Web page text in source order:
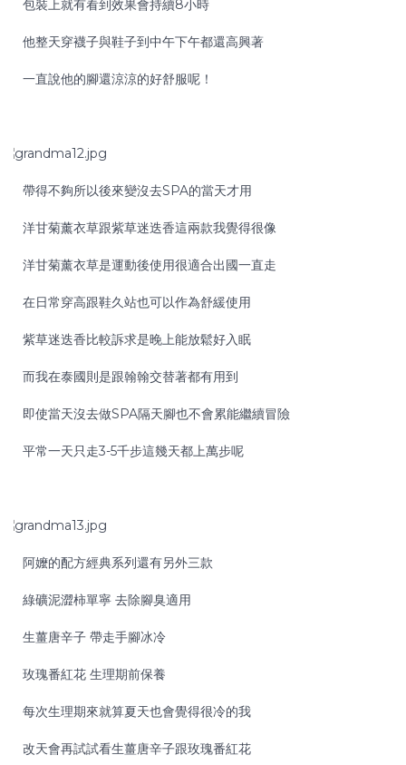
包裝上就有看到效果會持續8小時
他整天穿襪子與鞋子到中午下午都還高興著
一直說他的腳還涼涼的好舒服呢！
帶得不夠所以後來變沒去SPA的當天才用
洋甘菊薰衣草跟紫草迷迭香這兩款我覺得很像
洋甘菊薰衣草是運動後使用很適合出國一直走
在日常穿高跟鞋久站也可以作為舒緩使用
紫草迷迭香比較訴求是晚上能放鬆好入眠
而我在泰國則是跟翰翰交替著都有用到
即使當天沒去做SPA隔天腳也不會累能繼續冒險
平常一天只走3-5千步這幾天都上萬步呢
阿嬤的配方經典系列還有另外三款
綠礦泥澀柿單寧 去除腳臭適用
生薑唐辛子 帶走手腳冰冷
玫瑰番紅花 生理期前保養
每次生理期來就算夏天也會覺得很冷的我
改天會再試試看生薑唐辛子跟玫瑰番紅花